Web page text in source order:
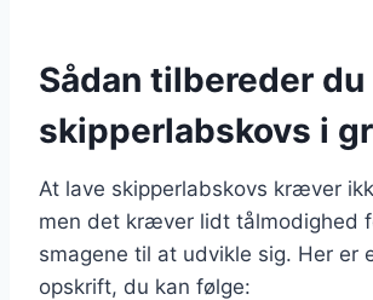
Sådan tilbereder du
skipperlabskovs i
At lave skipperlabskovs kræver
men det kræver lidt tålmodighed
smagene til at udvikle sig. Her er
opskrift, du kan følge: